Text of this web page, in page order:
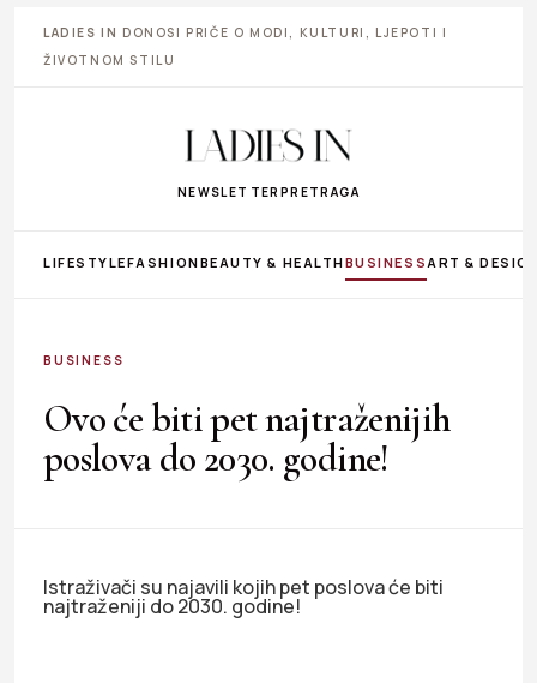
LADIES IN DONOSI PRIČE O MODI, KULTURI, LJEPOTI I
ŽIVOTNOM STILU
NEWSLETTER PRETRAGA
LIFESTYLEFASHIONBEAUTY & HEALTHBUSINESS ART &
BUSINESS
Ovo će biti pet najtraženijih
poslova do 2030. godine!
Istraživači su najavili kojih pet poslova će biti
najtraženiji do 2030. godine!